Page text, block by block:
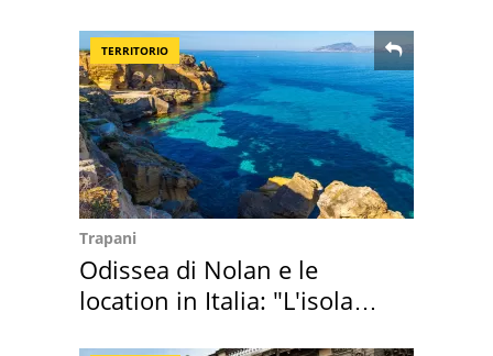
TERRITORIO
Trapani
Odissea di Nolan e le
location in Italia: "L'isola